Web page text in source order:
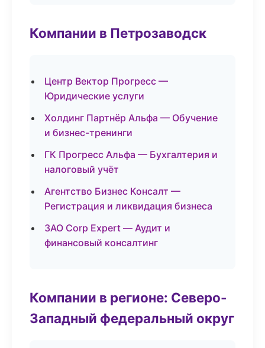
Компании в Петрозаводск
Центр Вектор Прогресс —
Юридические услуги
Холдинг Партнёр Альфа — Обучение
и бизнес-тренинги
ГК Прогресс Альфа — Бухгалтерия и
налоговый учёт
Агентство Бизнес Консалт —
Регистрация и ликвидация бизнеса
ЗАО Corp Expert — Аудит и
финансовый консалтинг
Компании в регионе: Северо-
Западный федеральный округ